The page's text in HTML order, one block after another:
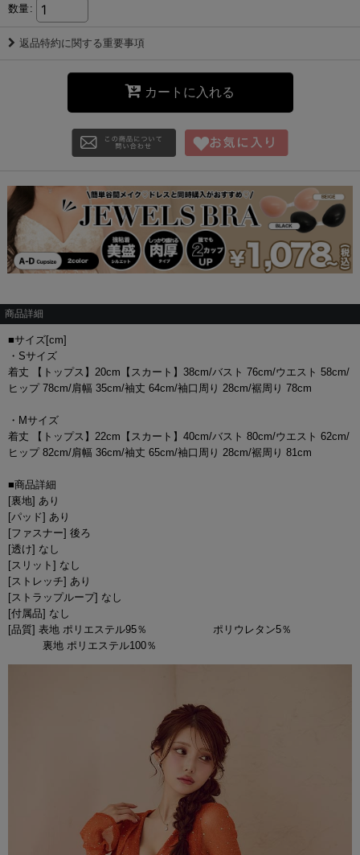
数量:
返品特約に関する重要事項
カートに入れる
商品詳細
■サイズ[cm]
・Sサイズ
着丈 【トップス】20cm【スカート】38cm/バスト 76cm/ウエスト 58cm/
ヒップ 78cm/肩幅 35cm/袖丈 64cm/袖口周り 28cm/裾周り 78cm
・Mサイズ
着丈 【トップス】22cm【スカート】40cm/バスト 80cm/ウエスト 62cm/
ヒップ 82cm/肩幅 36cm/袖丈 65cm/袖口周り 28cm/裾周り 81cm
■商品詳細
[裏地] あり
[パッド] あり
[ファスナー] 後ろ
[透け] なし
[スリット] なし
[ストレッチ] あり
[ストラップループ] なし
[付属品] なし
[品質] 表地 ポリエステル95％ ポリウレタン5％
裏地 ポリエステル100％